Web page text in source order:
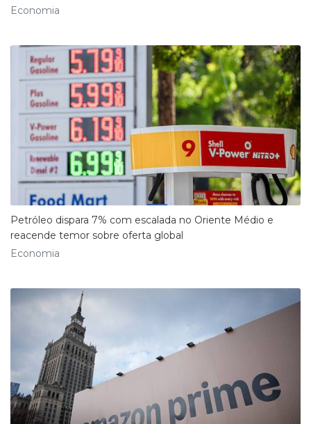
Economia
Petróleo dispara 7% com escalada no Oriente Médio e
reacende temor sobre oferta global
Economia